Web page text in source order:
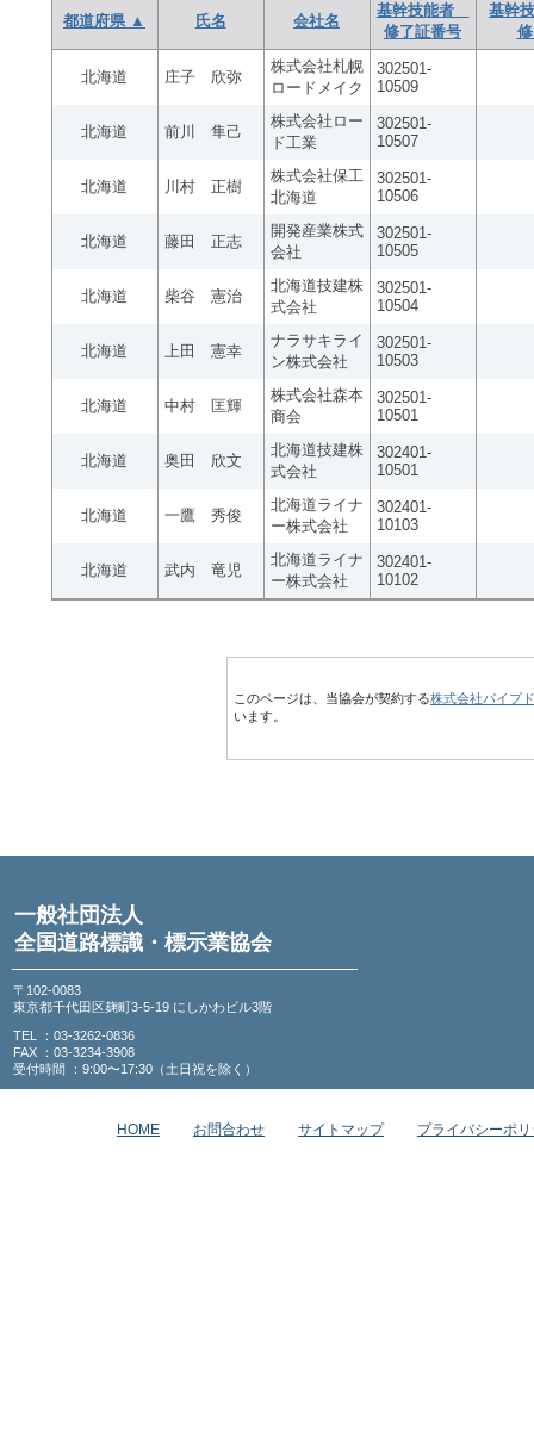
都道府県 ▲ 氏名 会社名
基幹技能者
修了証番号
基幹
北海道 庄子 欣弥
株式会社札幌
ロードメイク
302501-
10509
北海道 前川 隼己
株式会社ロー
ド工業
302501-
10507
北海道 川村 正樹
株式会社保工
北海道
302501-
10506
北海道 藤田 正志
開発産業株式
会社
302501-
10505
北海道 柴谷 憲治
北海道技建株
式会社
302501-
10504
北海道 上田 憲幸
ナラサキライ
ン株式会社
302501-
10503
北海道 中村 匡輝
株式会社森本
商会
302501-
10501
北海道 奥田 欣文
北海道技建株
式会社
302401-
10501
北海道 一鷹 秀俊
北海道ライナ
ー株式会社
302401-
10103
北海道 武内 竜児
北海道ライナ
ー株式会社
302401-
10102
このページは、当協会が契約する株式会社パイプ
います。
一般社団法人
全国道路標識・標示業協会
〒102-0083
東京都千代田区麹町3-5-19 にしかわビル3階
TEL ：03-3262-0836
FAX ：03-3234-3908
受付時間 ：9:00〜17:30（土日祝を除く）
HOME お問合わせ サイトマップ プライバシーポ